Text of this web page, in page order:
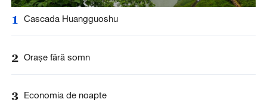
1 Cascada Huangguoshu
2 Orașe fără somn
3 Economia de noapte